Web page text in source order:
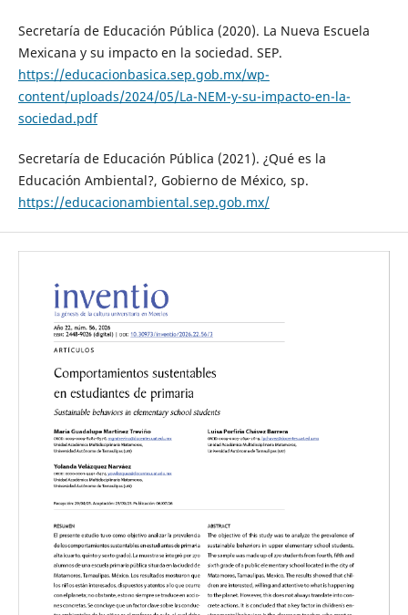
Secretaría de Educación Pública (2020). La Nueva Escuela
Mexicana y su impacto en la sociedad. SEP.
https://educacionbasica.sep.gob.mx/wp-
content/uploads/2024/05/La-NEM-y-su-impacto-en-la-
sociedad.pdf
Secretaría de Educación Pública (2021). ¿Qué es la
Educación Ambiental?, Gobierno de México, sp.
https://educacionambiental.sep.gob.mx/